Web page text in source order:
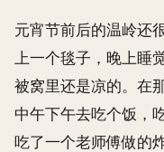
元宵节前后的温岭还
上一个毯子，晚上睡
被窝里还是凉的。在
中午下午去吃个饭，
吃了一个老师傅做的